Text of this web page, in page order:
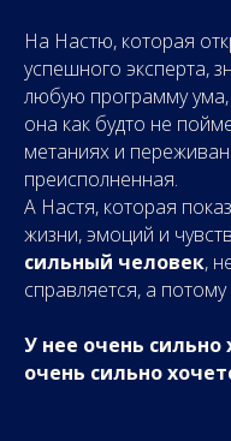
На Настю, которая
успешного эксперта,
любую программу
она как будто не
метаниях и
преисполненная.
А Настя, которая
жизни, эмоций и
сильный человек,
справляется, а
У нее очень сильно
очень сильно